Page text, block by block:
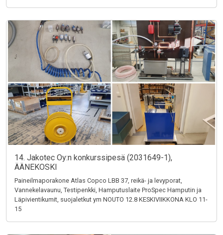
14. Jakotec Oy:n konkurssipesä (2031649-1),
ÄÄNEKOSKI
Paineilmaporakone Atlas Copco LBB 37, reikä- ja levyporat,
Vannekelavaunu, Testipenkki, Hamputuslaite ProSpec Hamputin ja
Läpivientikumit, suojaletkut ym NOUTO 12.8 KESKIVIIKKONA KLO 11-
15